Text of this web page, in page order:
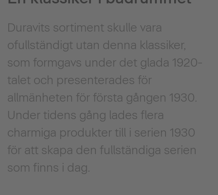
Duravits sortiment skulle vara
ofullständigt utan denna klassiker,
som formgavs under det glada 1920-
talet och presenterades för
allmänheten för första gången 1930.
Under tidens gång lades flera
charmiga produkter till i serien 1930
för att skapa den fullständiga serien
som finns i dag.